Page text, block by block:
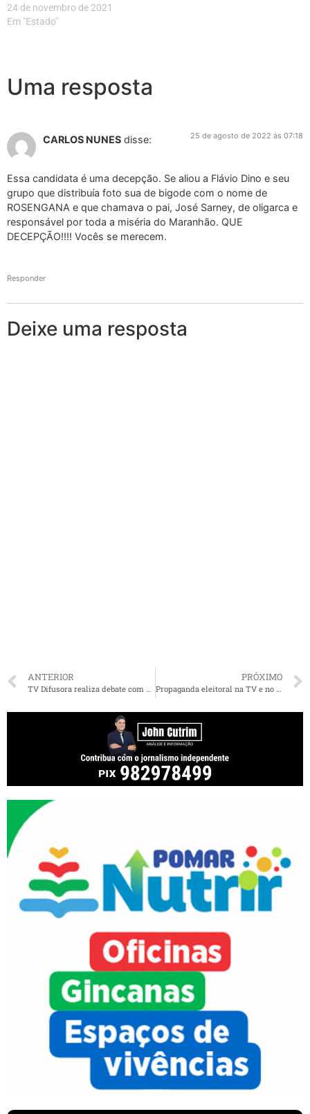
24 de novembro de 2021
Em "Estado"
Uma resposta
CARLOS NUNES disse: 25 de agosto de 2022 às 07:18
Essa candidata é uma decepção. Se aliou a Flávio Dino e seu
grupo que distribuía foto sua de bigode com o nome de
ROSENGANA e que chamava o pai, José Sarney, de oligarca e
responsável por toda a miséria do Maranhão. QUE
DECEPÇÃO!!!! Vocês se merecem.
Responder
Deixe uma resposta
ANTERIOR
TV Difusora realiza debate com candidatos ao Senado nesta quinta-feira
PRÓXIMO
Propaganda eleitoral na TV e no rádio começa na sexta-feira